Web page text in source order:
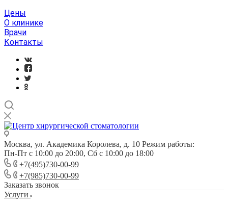
Цены
О клинике
Врачи
Контакты
Москва, ул. Академика Королева, д. 10 Режим работы:
Пн-Пт с 10:00 до 20:00, Сб с 10:00 до 18:00
+7(495)730-00-99
+7(985)730-00-99
Заказать звонок
Услуги